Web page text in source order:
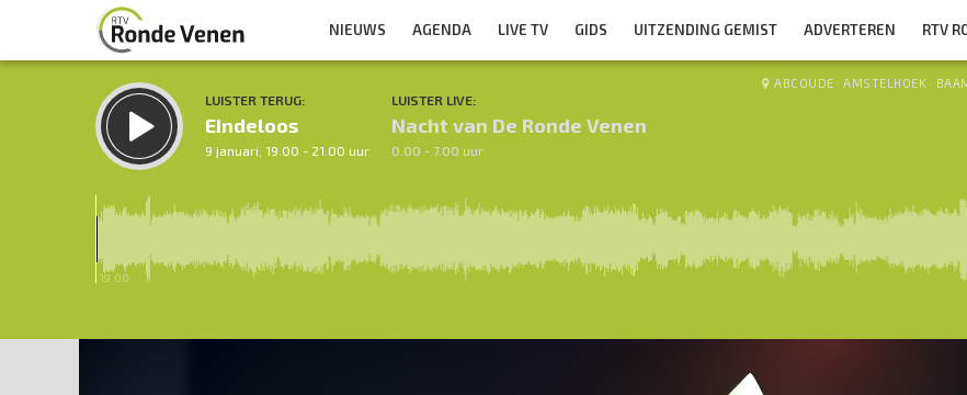
NIEUWS AGENDA LIVE TV GIDS UITZENDING GEMIST ADVERTEREN RTV
LUISTER TERUG:
Eindeloos
9 januari, 19.00 - 21.00 uur
LUISTER LIVE:
Nacht van De Ronde Venen
0.00 - 7.00 uur
ABCOUDE · AMSTELHOEK ·
19.00